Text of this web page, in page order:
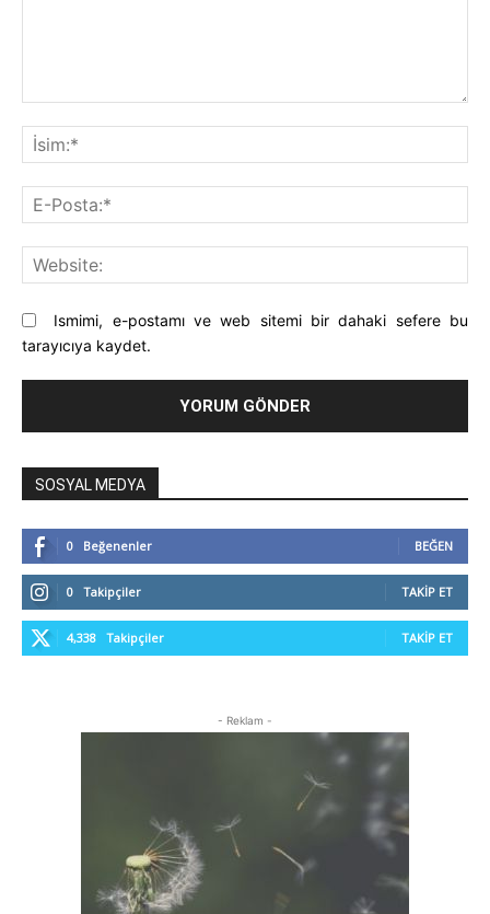
Ismimi, e-postamı ve web sitemi bir dahaki sefere bu
tarayıcıya kaydet.
SOSYAL MEDYA
0 Beğenenler BEĞEN
0 Takipçiler TAKIP ET
4,338 Takipçiler TAKIP ET
- Reklam -